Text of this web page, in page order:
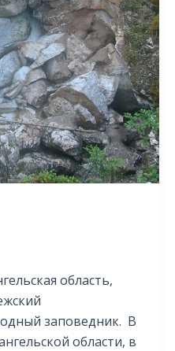
область,
заповедник. В
области, в